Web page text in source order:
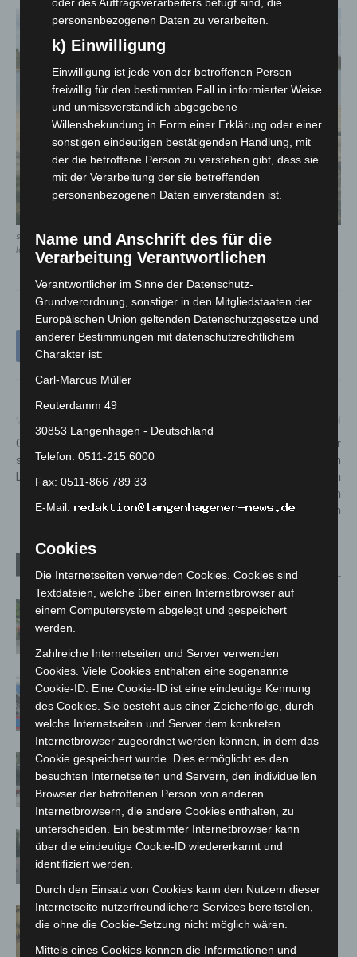
strandaschenbecher am silbersee langenhagen – © carl-marcus müller /
lghnews
Gießwasser auf den
städtischen Friedhöfen in
Langenhagen wieder in Betrieb
Kostenloser
Qualitätskompost für den
Garten: aha lädt zum
Kompostmarkt in
Langenhagen ein
Region Hannover: 21 neue
Mann läuft mit Hockeyschläger über
A7 – Polizei sucht Zeugen
Gasleitung bei McDonald’s-Umbau in
Langenhagen beschädigt
Hannover: Polizei stoppt 166
Trunkenheitsfahrten bei
Hannover Klassik Open Air 2026:
Französische Oper im Maschpark
personenbezogenen Daten zu verarbeiten.
k) Einwilligung
Einwilligung ist jede von der betroffenen Person
freiwillig für den bestimmten Fall in informierter Weise
und unmissverständlich abgegebene
Willensbekundung in Form einer Erklärung oder einer
sonstigen eindeutigen bestätigenden Handlung, mit
der die betroffene Person zu verstehen gibt, dass sie
mit der Verarbeitung der sie betreffenden
personenbezogenen Daten einverstanden ist.
Name und Anschrift des für die
Verarbeitung Verantwortlichen
Verantwortlicher im Sinne der Datenschutz-
Grundverordnung, sonstiger in den Mitgliedstaaten der
Europäischen Union geltenden Datenschutzgesetze und
anderer Bestimmungen mit datenschutzrechtlichem
Charakter ist:
Carl-Marcus Müller
Reuterdamm 49
30853 Langenhagen - Deutschland
Telefon: 0511-215 6000
Fax: 0511-866 789 33
E-Mail:
Cookies
Die Internetseiten verwenden Cookies. Cookies sind
Textdateien, welche über einen Internetbrowser auf
einem Computersystem abgelegt und gespeichert
werden.
Zahlreiche Internetseiten und Server verwenden
Cookies. Viele Cookies enthalten eine sogenannte
Cookie-ID. Eine Cookie-ID ist eine eindeutige Kennung
des Cookies. Sie besteht aus einer Zeichenfolge, durch
welche Internetseiten und Server dem konkreten
Internetbrowser zugeordnet werden können, in dem das
Cookie gespeichert wurde. Dies ermöglicht es den
besuchten Internetseiten und Servern, den individuellen
Browser der betroffenen Person von anderen
Internetbrowsern, die andere Cookies enthalten, zu
unterscheiden. Ein bestimmter Internetbrowser kann
über die eindeutige Cookie-ID wiedererkannt und
identifiziert werden.
Durch den Einsatz von Cookies kann den Nutzern dieser
Internetseite nutzerfreundlichere Services bereitstellen,
die ohne die Cookie-Setzung nicht möglich wären.
Mittels eines Cookies können die Informationen und